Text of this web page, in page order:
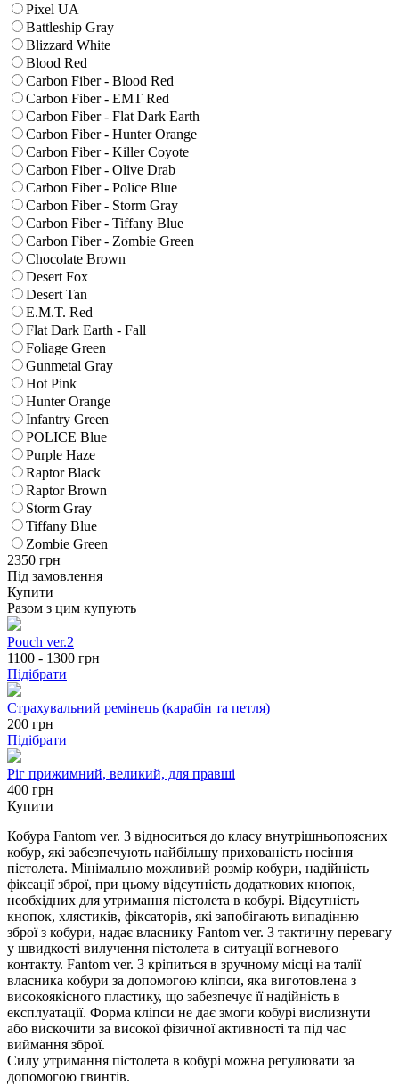
Pixel UA
Battleship Gray
Blizzard White
Blood Red
Carbon Fiber - Blood Red
Carbon Fiber - EMT Red
Carbon Fiber - Flat Dark Earth
Carbon Fiber - Hunter Orange
Carbon Fiber - Killer Coyote
Carbon Fiber - Olive Drab
Carbon Fiber - Police Blue
Carbon Fiber - Storm Gray
Carbon Fiber - Tiffany Blue
Carbon Fiber - Zombie Green
Chocolate Brown
Desert Fox
Desert Tan
E.M.T. Red
Flat Dark Earth - Fall
Foliage Green
Gunmetal Gray
Hot Pink
Hunter Orange
Infantry Green
POLICE Blue
Purple Haze
Raptor Black
Raptor Brown
Storm Gray
Tiffany Blue
Zombie Green
2350 грн
Під замовлення
Купити
Разом з цим купують
Pouch ver.2
1100 - 1300 грн
Підібрати
Страхувальний ремінець (карабін та петля)
200 грн
Підібрати
Ріг прижимний, великий, для правші
400 грн
Купити
Кобура Fantom ver. 3 відноситься до класу внутрішньопоясних
кобур, які забезпечують найбільшу прихованість носіння
пістолета. Мінімально можливий розмір кобури, надійність
фіксації зброї, при цьому відсутність додаткових кнопок,
необхідних для утримання пістолета в кобурі. Відсутність
кнопок, хлястиків, фіксаторів, які запобігають випадінню
зброї з кобури, надає власнику Fantom ver. 3 тактичну перевагу
у швидкості вилучення пістолета в ситуації вогневого
контакту. Fantom ver. 3 кріпиться в зручному місці на талії
власника кобури за допомогою кліпси, яка виготовлена з
високоякісного пластику, що забезпечує її надійність в
експлуатації. Форма кліпси не дає змоги кобурі вислизнути
або вискочити за високої фізичної активності та під час
виймання зброї.
Силу утримання пістолета в кобурі можна регулювати за
допомогою гвинтів.